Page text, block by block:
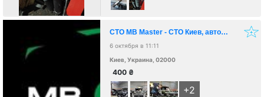
СТО MB Master - СТО Киев, автосервис Киев, ремонт авто Киев
6 октября в 11:11
Киев, Украина, 02000
400 ₴
+2